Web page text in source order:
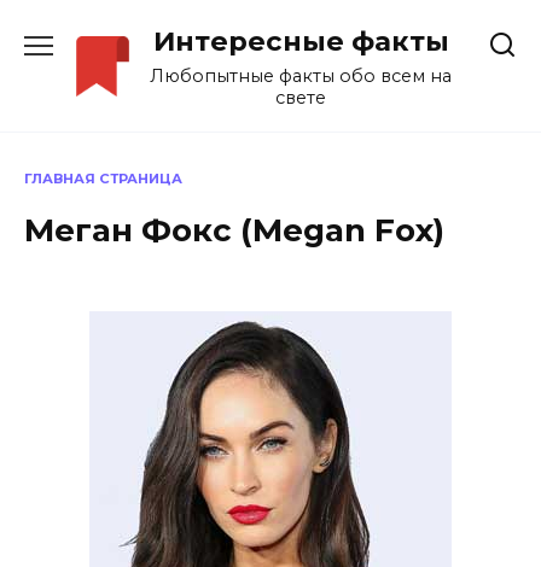
содержанию
Интересные факты
Любопытные факты обо всем на
свете
ГЛАВНАЯ СТРАНИЦА
Меган Фокс (Megan Fox)